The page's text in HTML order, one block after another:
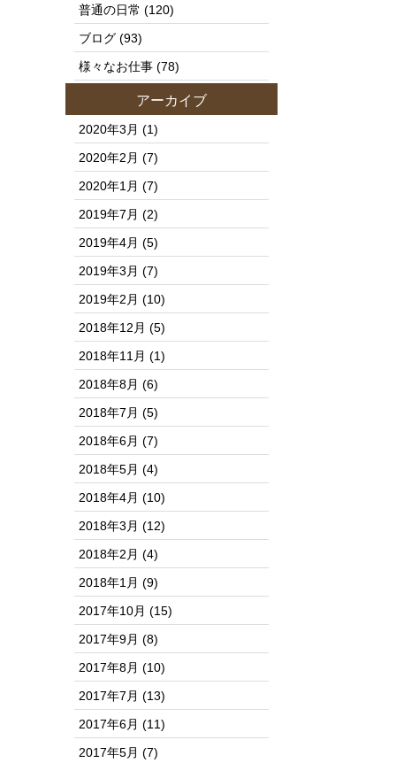
普通の日常 (120)
ブログ (93)
様々なお仕事 (78)
アーカイブ
2020年3月 (1)
2020年2月 (7)
2020年1月 (7)
2019年7月 (2)
2019年4月 (5)
2019年3月 (7)
2019年2月 (10)
2018年12月 (5)
2018年11月 (1)
2018年8月 (6)
2018年7月 (5)
2018年6月 (7)
2018年5月 (4)
2018年4月 (10)
2018年3月 (12)
2018年2月 (4)
2018年1月 (9)
2017年10月 (15)
2017年9月 (8)
2017年8月 (10)
2017年7月 (13)
2017年6月 (11)
2017年5月 (7)